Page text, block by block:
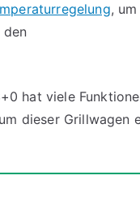
,
den
hat viele
dieser Grillwagen